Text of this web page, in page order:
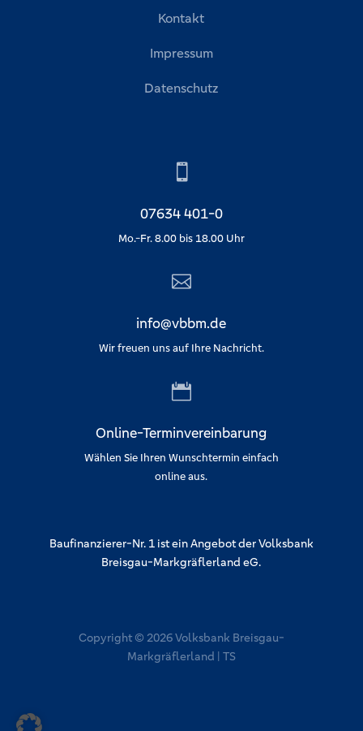
Kontakt
Impressum
Datenschutz

07634 401-0
Mo.-Fr. 8.00 bis 18.00 Uhr

info@vbbm.de
Wir freuen uns auf Ihre Nachricht.

Online-Terminvereinbarung
Wählen Sie Ihren Wunschtermin einfach
online aus.
Baufinanzierer-Nr. 1 ist ein Angebot der Volksbank
Breisgau-Markgräflerland eG.
Copyright © 2026 Volksbank Breisgau-
Markgräflerland | TS